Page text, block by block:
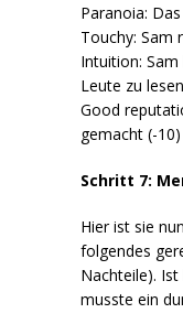
Paranoia:
Touchy: Sam
Intuition:
Leute zu
Good
gemacht (-10)
Schritt 7:
Hier ist sie
folgendes
Nachteile).
musste ein